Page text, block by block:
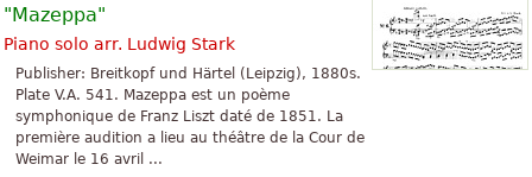
"Mazeppa"
Piano solo arr. Ludwig Stark
Publisher: Breitkopf und Härtel (Leipzig), 1880s.
Plate V.A. 541. Mazeppa est un poème
symphonique de Franz Liszt daté de 1851. La
première audition a lieu au théâtre de la Cour de
Weimar le 16 avril ...